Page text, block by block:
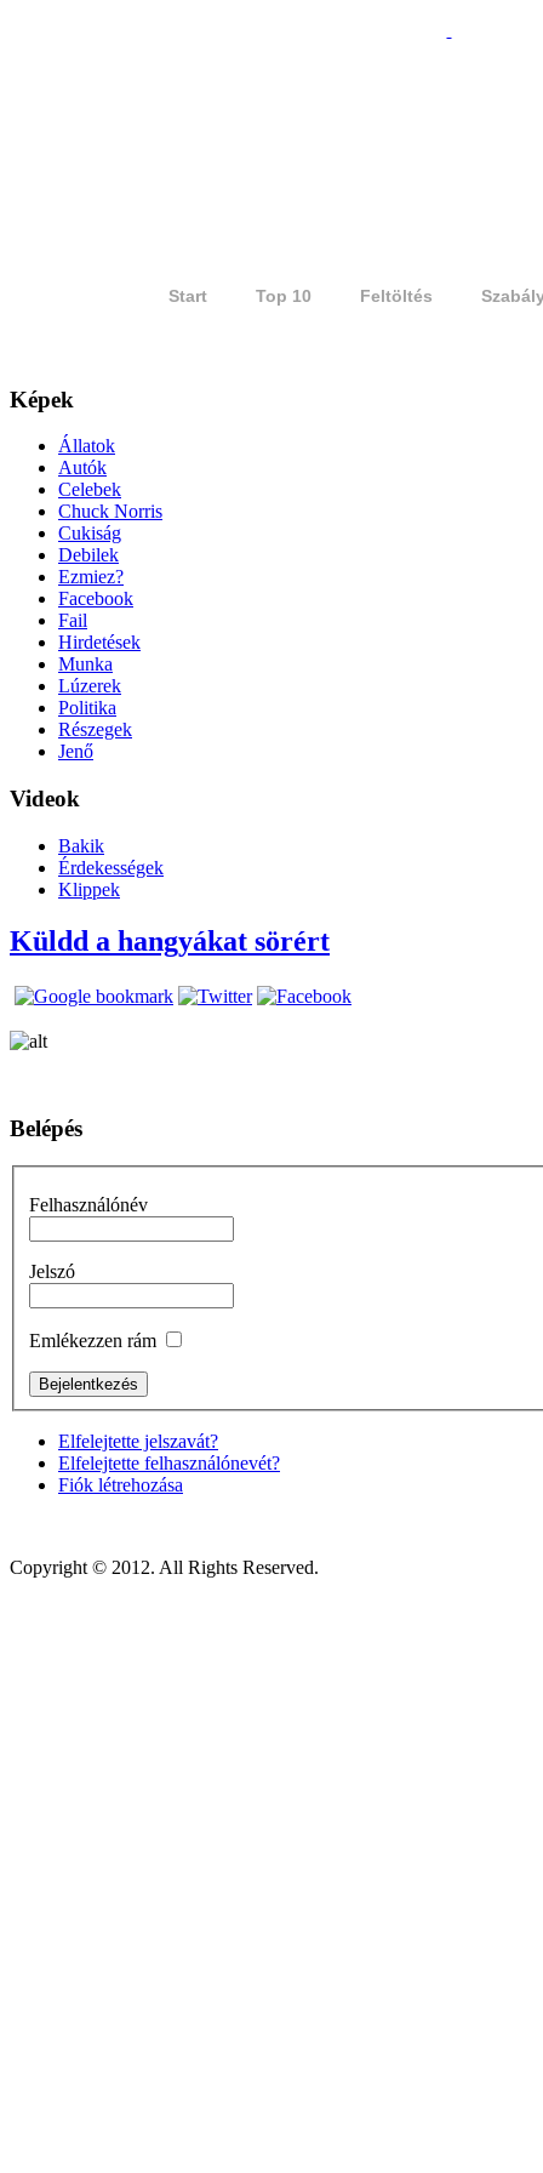
Start Top 10 Feltöltés
Képek
Állatok
Autók
Celebek
Chuck Norris
Cukiság
Debilek
Ezmiez?
Facebook
Fail
Hirdetések
Munka
Lúzerek
Politika
Részegek
Jenő
Videok
Bakik
Érdekességek
Klippek
Küldd a hangyákat sörért
Belépés
Felhasználónév
Jelszó
Emlékezzen rám
Elfelejtette jelszavát?
Elfelejtette felhasználónevét?
Fiók létrehozása
Copyright © 2012. All Rights Reserved.